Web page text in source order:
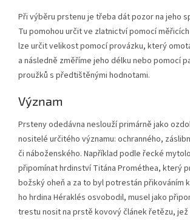
Při výběru prstenu je třeba dát pozor na jeho
Tu pomohou určit ve zlatnictví pomocí
lze určit velikost pomocí provázku, který
a následně změříme jeho délku nebo pomocí
proužků s předtištěnými hodnotami.
Význam
Prsteny odedávna neslouží primárně jako
nositelé určitého významu: ochranného,
či náboženského. Například podle řecké
připomínat hrdinství Titána Prométhea, který
božský oheň a za to byl potrestán přikováním
ho hrdina Héraklés osvobodil, musel jako
trestu nosit na prstě kovový článek řetězu, jež